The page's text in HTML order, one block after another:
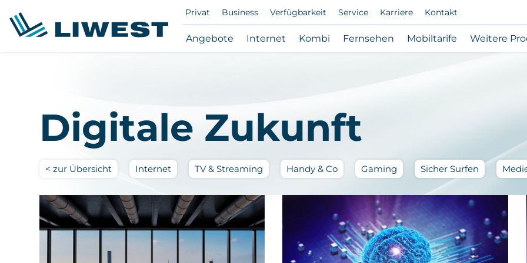
Privat Business Verfügbarkeit Service Karriere Kontakt
Angebote
Subnavigation
Internet
Subnavigation
Kombi
Subnavigation
Fernsehen
Subnavigation
Mobiltarife Weitere
Digitale Zukunft
Schlagwort:
< zur Übersicht Schlagwort:
Internet Schlagwort:
TV & Streaming Schlagwort:
Handy & Co Schlagwort:
Gaming Schlagwort:
Sicher Surfen